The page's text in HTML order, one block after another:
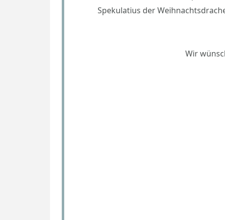
Spekulatius der
Wir